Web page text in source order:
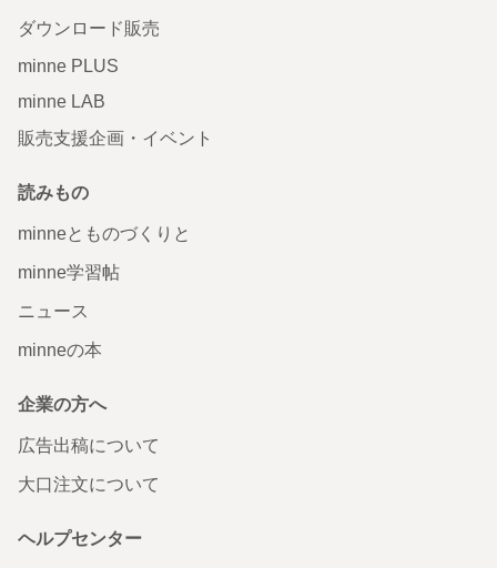
ダウンロード販売
minne PLUS
minne LAB
販売支援企画・イベント
読みもの
minneとものづくりと
minne学習帖
ニュース
minneの本
企業の方へ
広告出稿について
大口注文について
ヘルプセンター